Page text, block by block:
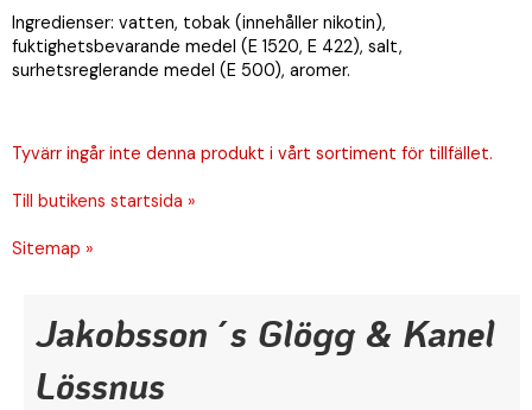
Ingredienser: vatten, tobak (innehåller nikotin),
fuktighetsbevarande medel (E 1520, E 422), salt,
surhetsreglerande medel (E 500), aromer.
Tyvärr ingår inte denna produkt i vårt sortiment för tillfället.
Till butikens startsida »
Sitemap »
Jakobsson´s Glögg & Kanel
Lössnus